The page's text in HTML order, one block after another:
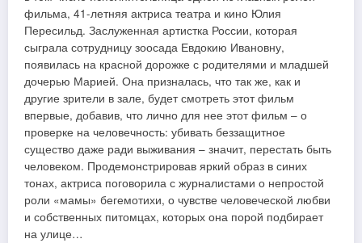
фильма, 41-летняя актриса театра и кино Юлия
Пересильд. Заслуженная артистка России, которая
сыграла сотрудницу зоосада Евдокию Ивановну,
появилась на красной дорожке с родителями и младшей
дочерью Марией. Она призналась, что так же, как и
другие зрители в зале, будет смотреть этот фильм
впервые, добавив, что лично для нее этот фильм – о
проверке на человечность: убивать беззащитное
существо даже ради выживания – значит, перестать быть
человеком. Продемонстрировав яркий образ в синих
тонах, актриса поговорила с журналистами о непростой
роли «мамы» бегемотихи, о чувстве человеческой любви
и собственных питомцах, которых она порой подбирает
на улице…